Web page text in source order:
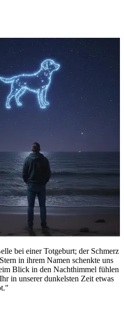
bei einer Totgeburt; der Schmerz
in ihrem Namen schenkte uns
Blick in den Nachthimmel fühlen
in unserer dunkelsten Zeit etwas